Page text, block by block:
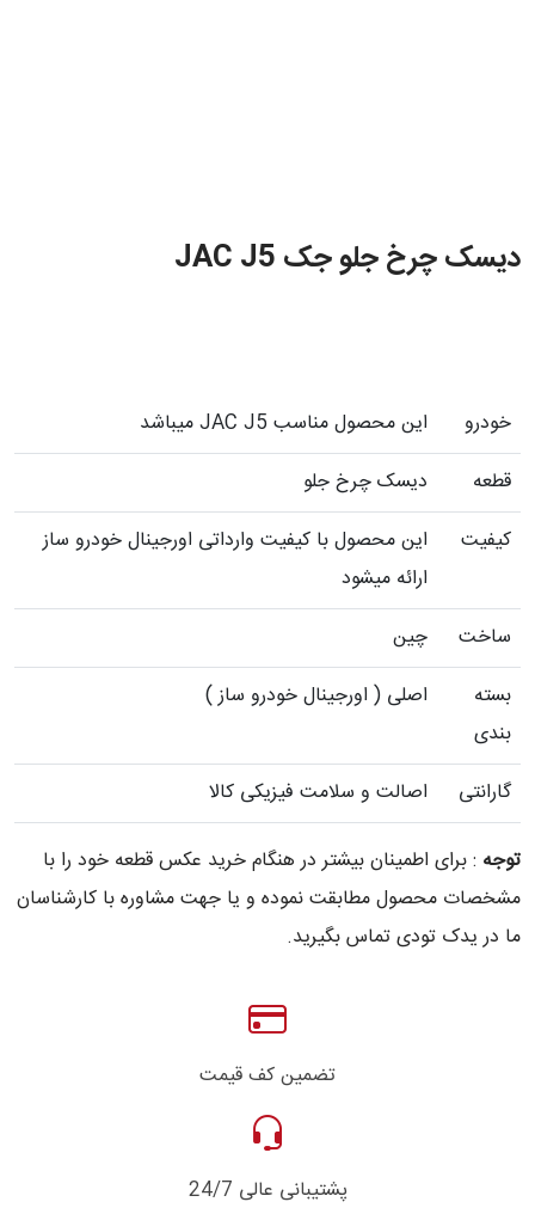
دیسک چرخ جلو جک JAC J5
خودرو
این محصول مناسب JAC J5 میباشد
قطعه
دیسک چرخ جلو
کیفیت
این محصول با کیفیت وارداتی اورجینال خودرو ساز
ارائه میشود
ساخت
چین
بسته
بندی
اصلی ( اورجینال خودرو ساز )
گارانتی اصالت و سلامت فیزیکی کالا
توجه : برای اطمینان بیشتر در هنگام خرید عکس قطعه خود را با
مشخصات محصول مطابقت نموده و یا جهت مشاوره با کارشناسان
ما در یدک تودی تماس بگیرید.
تضمین کف قیمت
پشتیبانی عالی 24/7